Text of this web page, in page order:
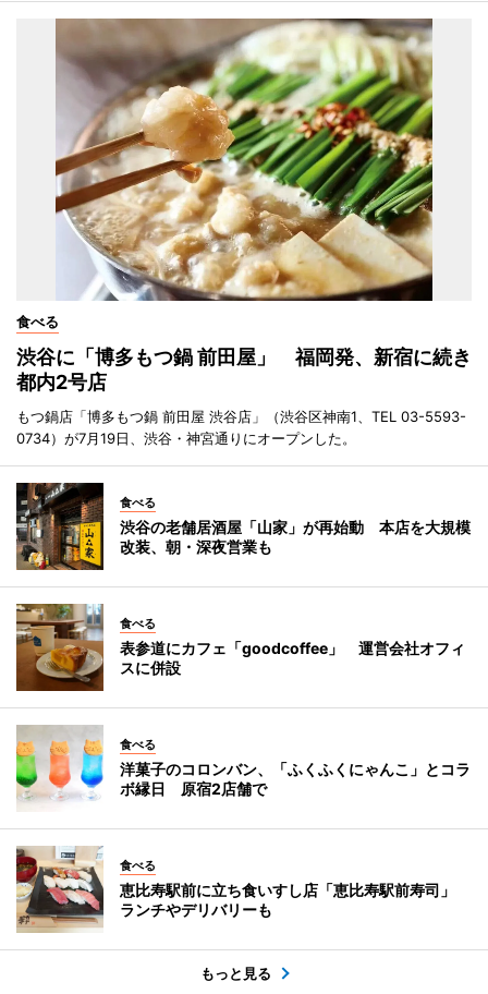
食べる
渋谷に「博多もつ鍋 前田屋」 福岡発、新宿に続き
都内2号店
もつ鍋店「博多もつ鍋 前田屋 渋谷店」（渋谷区神南1、TEL 03-5593-
0734）が7月19日、渋谷・神宮通りにオープンした。
食べる
渋谷の老舗居酒屋「山家」が再始動 本店を大規模
改装、朝・深夜営業も
食べる
表参道にカフェ「goodcoffee」 運営会社オフィ
スに併設
食べる
洋菓子のコロンバン、「ふくふくにゃんこ」とコラ
ボ縁日 原宿2店舗で
食べる
恵比寿駅前に立ち食いすし店「恵比寿駅前寿司」
ランチやデリバリーも
もっと見る